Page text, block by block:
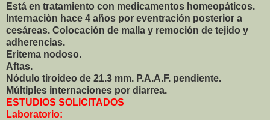
Está en tratamiento con medicamentos homeopáticos.
Internaciòn hace 4 años por eventración posterior a
cesáreas. Colocación de malla y remoción de tejido y
adherencias.
Eritema nodoso.
Aftas.
Nódulo tiroideo de 21.3 mm. P.A.A.F. pendiente.
Múltiples internaciones por diarrea.
ESTUDIOS SOLICITADOS
Laboratorio: